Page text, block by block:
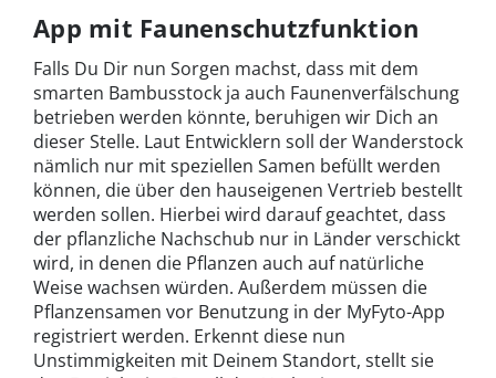
App mit Faunenschutzfunktion
Falls Du Dir nun Sorgen machst, dass mit dem
smarten Bambusstock ja auch Faunenverfälschung
betrieben werden könnte, beruhigen wir Dich an
dieser Stelle. Laut Entwicklern soll der Wanderstock
nämlich nur mit speziellen Samen befüllt werden
können, die über den hauseigenen Vertrieb bestellt
werden sollen. Hierbei wird darauf geachtet, dass
der pflanzliche Nachschub nur in Länder verschickt
wird, in denen die Pflanzen auch auf natürliche
Weise wachsen würden. Außerdem müssen die
Pflanzensamen vor Benutzung in der MyFyto-App
registriert werden. Erkennt diese nun
Unstimmigkeiten mit Deinem Standort, stellt sie